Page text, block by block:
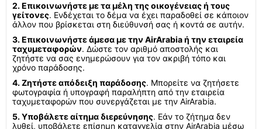
2. Επικοινωνήστε με τα μέλη της οικογένειας ή τους
γείτονες. Ενδέχεται το δέμα να έχει παραδοθεί σε κάποιον
άλλον που βρίσκεται στη διεύθυνσή σας ή κοντά σε αυτήν.
3. Επικοινωνήστε άμεσα με την AirArabia ή την εταιρεία
ταχυμεταφορών. Δώστε τον αριθμό αποστολής και
ζητήστε να σας ενημερώσουν για τον ακριβή τόπο και
χρόνο παράδοσης.
4. Ζητήστε απόδειξη παράδοσης. Μπορείτε να ζητήσετε
φωτογραφία ή υπογραφή παραλήπτη από την εταιρεία
ταχυμεταφορών που συνεργάζεται με την AirArabia.
5. Υποβάλετε αίτημα διερεύνησης. Εάν το ζήτημα δεν
λυθεί, υποβάλετε επίσημη καταγγελία στην AirArabia μέσω